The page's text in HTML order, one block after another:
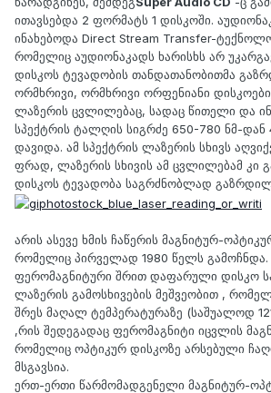
ითავსებდა 2 ფორმატს 1 დისკოში.
ინახებოდა Direct Stream Transfer-
რომელიც აუდიონაკადს ხარისხს არ
დისკოს ტევადობის თანდათანობითმა
ორმხრივი, ორმხრივი ორფენიანი
ლაზერის ცვლილებაც, სადაც წითელი და
სპექტრის ტალღის სიგრძე 650-780 ნმ-დან
დავიდა. ამ სპექტრის ლაზერის სხივს
ფრად, ლაზერის სხივის ამ ცვლილებამ კი
დისკოს ტევადობა საგრძნობლად
არის ასევე ხმის ჩაწერის მაგნიტურ-
რომელიც პირველად 1980 წელს
ფერომაგნიტური შრით დაფარული დისკო
ლაზერის გამოსხივების მეშვეობით ,
შრეს მაღალ ტემპერატურაზე (საშუალოდ
,რის შედეგადაც ფერომაგნიტი იცვლის
რომელიც ოპტიკურ დისკოზე არსებული
მსგავსია.
ერთ-ერთი წარმომადგენელი მაგნიტურ-